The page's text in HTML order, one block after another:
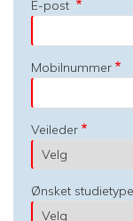
E-post
Mobilnummer
Veileder
Ønsket studietype